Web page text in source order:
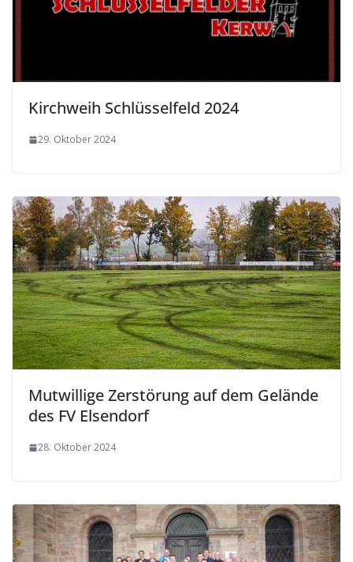
Kirchweih Schlüsselfeld 2024
29. Oktober 2024
Mutwillige Zerstörung auf dem Gelände
des FV Elsendorf
28. Oktober 2024